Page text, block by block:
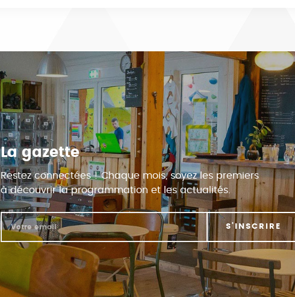
La gazette
Restez connectées ! Chaque mois, soyez les premiers
à découvrir la programmation et les actualités.
S'INSCRIRE